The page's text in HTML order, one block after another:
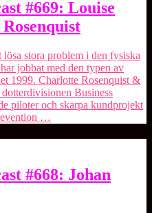
#669: Louise
stora problem i den fysiska
jobbat med den typen av
1999. Charlotte Rosenquist &
⁠Business
piloter och skarpa kundprojekt
…
#668: Johan